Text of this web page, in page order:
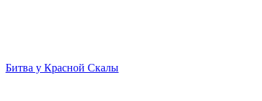
Битва у Красной Скалы